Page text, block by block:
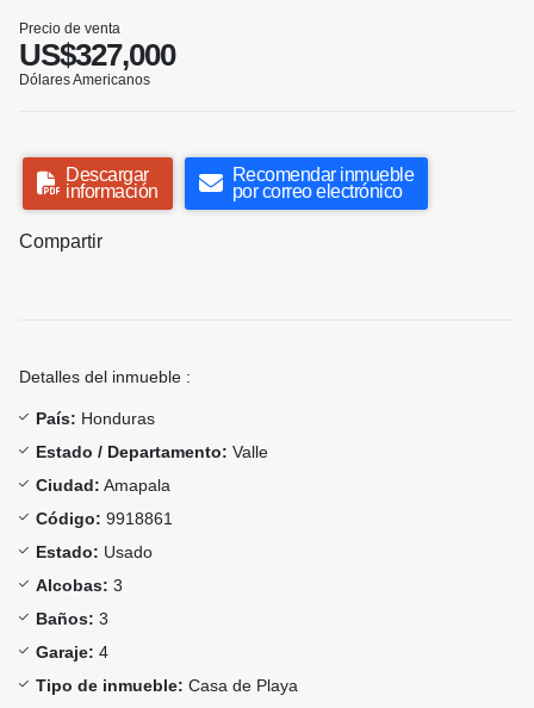
Precio de venta
US$327,000
Dólares Americanos
Descargar
información
Recomendar inmueble
por correo electrónico
Compartir
Detalles del inmueble :
País: Honduras
Estado / Departamento: Valle
Ciudad: Amapala
Código: 9918861
Estado: Usado
Alcobas: 3
Baños: 3
Garaje: 4
Tipo de inmueble: Casa de Playa